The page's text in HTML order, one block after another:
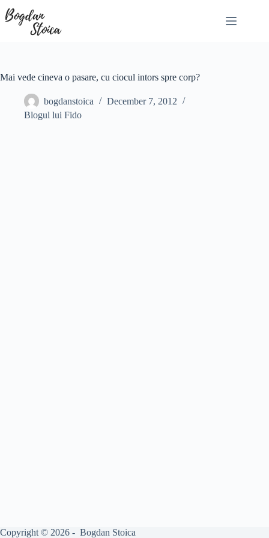
to
content
Mai vede cineva o pasare, cu ciocul intors spre corp?
bogdanstoica
December 7, 2012
Blogul lui Fido
Copyright © 2026 - Bogdan Stoica